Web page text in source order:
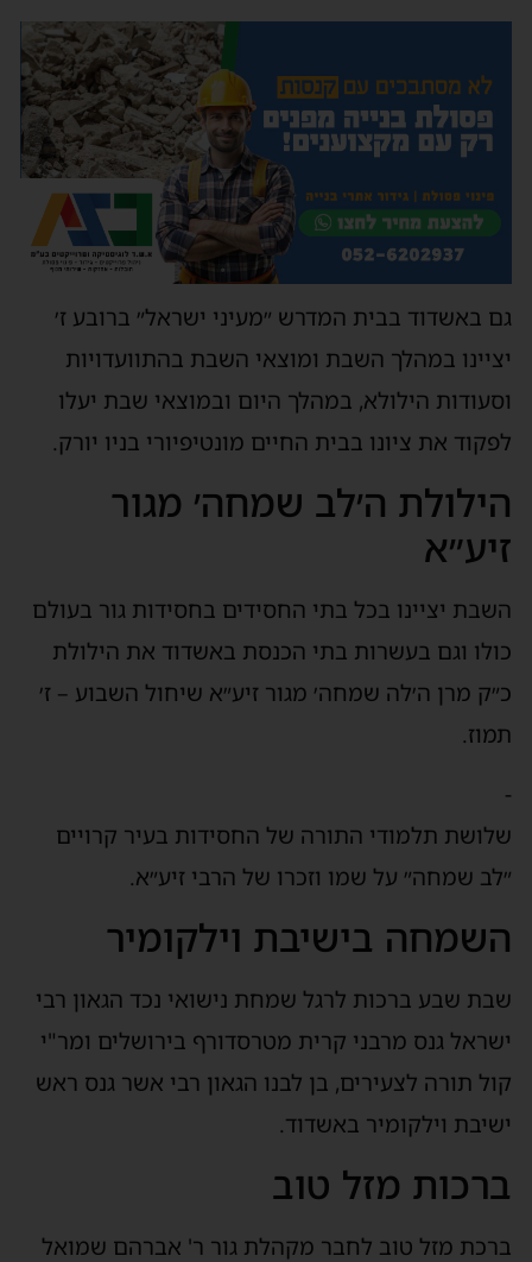
גם באשדוד בבית המדרש ״מעיני ישראל״ ברובע ז׳
יציינו במהלך השבת ומוצאי השבת בהתוועדויות
וסעודות הילולא, במהלך היום ובמוצאי שבת יעלו
לפקוד את ציונו בבית החיים מונטיפיורי בניו יורק.
הילולת ה׳לב שמחה׳ מגור
זיע״א
השבת יציינו בכל בתי החסידים בחסידות גור בעולם
כולו וגם בעשרות בתי הכנסת באשדוד את הילולת
כ״ק מרן ה׳לה שמחה׳ מגור זיע״א שיחול השבוע – ז׳
תמוז.
-
שלושת תלמודי התורה של החסידות בעיר קרויים
״לב שמחה״ על שמו וזכרו של הרבי זיע״א.
השמחה בישיבת וילקומיר
שבת שבע ברכות לרגל שמחת נישואי נכד הגאון רבי
ישראל גנס מרבני קרית מטרסדורף בירושלים ומר"י
קול תורה לצעירים, בן לבנו הגאון רבי אשר גנס ראש
ישיבת וילקומיר באשדוד.
ברכות מזל טוב
ברכת מזל טוב לחבר מקהלת גור ר' אברהם שמואל